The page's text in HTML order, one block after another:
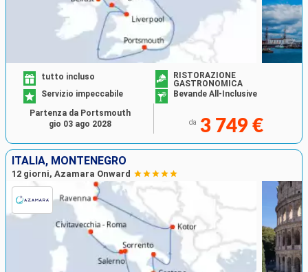
tutto incluso
RISTORAZIONE
GASTRONOMICA
Servizio impeccabile
Bevande All-Inclusive
da 3 749 €
Partenza da Portsmouth
gio 03 ago 2028
ITALIA, MONTENEGRO
12 giorni, Azamara Onward